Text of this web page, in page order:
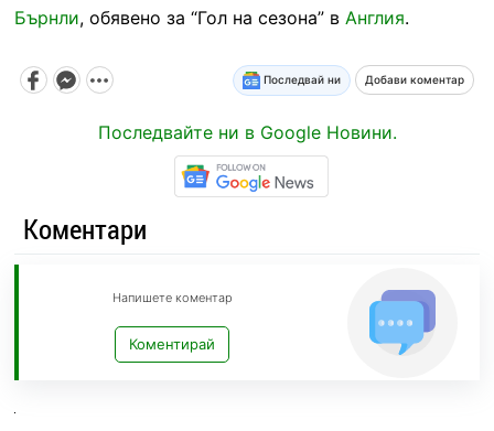
Бърнли, обявено за “Гол на сезона” в Англия.
Последвай ни Добави коментар
Последвайте ни в Google Новини.
Коментари
Напишете коментар
Коментирай